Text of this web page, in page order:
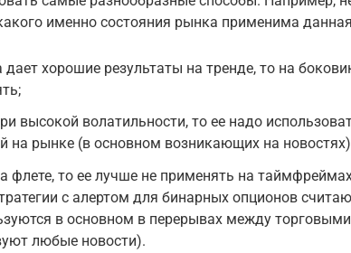
именно состояния рынка применима данная
дает хорошие результаты на тренде, то на
высокой волатильности, то ее надо
на рынке (в основном возникающих на
флете, то ее лучше не применять на
с алертом для бинарных опционов
в основном в перерывах между
любые новости).